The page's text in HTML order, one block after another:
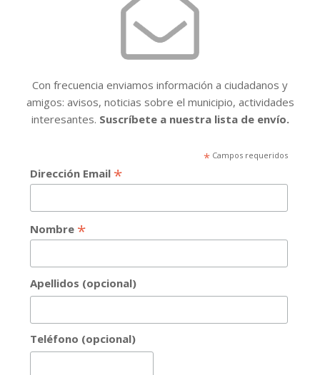
Con frecuencia enviamos información a ciudadanos y
amigos: avisos, noticias sobre el municipio, actividades
interesantes. Suscríbete a nuestra lista de envío.
*Campos requeridos
Dirección Email *
Nombre *
Apellidos (opcional)
Teléfono (opcional)